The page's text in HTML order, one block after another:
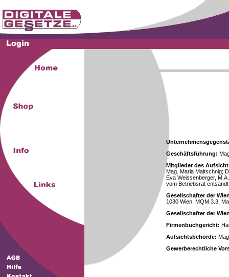
Geschäftsführung:
Mitglieder des
Mag. Maria Maltschnig;
Eva Weissenberger,
vom Betriebsrat
Gesellschafter der
1030 Wien, MQM 3.3,
Gesellschafter der
Firmenbuchgericht:
Aufsichtsbehörde:
Gewerberechtliche